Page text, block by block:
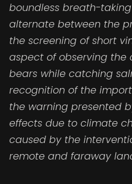
boundless breath-
alternate between the
the screening of short
aspect of observing
bears while catching
recognition of the
the warning presented
effects due to climate
caused by the
remote and faraway